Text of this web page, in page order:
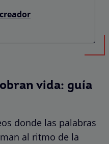
vida: guía
donde las palabras
al ritmo de la